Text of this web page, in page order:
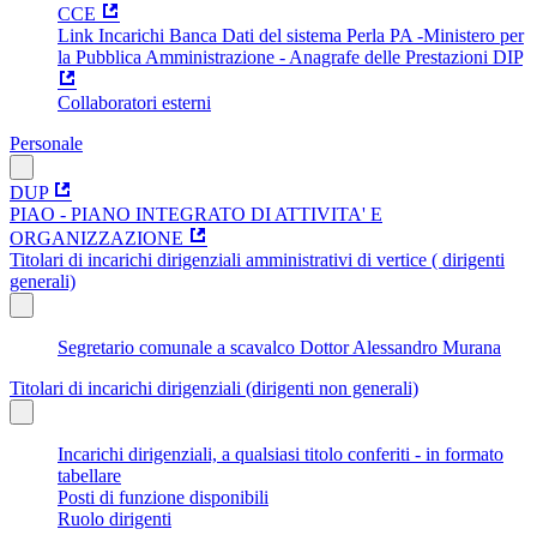
CCE
Link Incarichi Banca Dati del sistema Perla PA -Ministero per
la Pubblica Amministrazione - Anagrafe delle Prestazioni DIP
Collaboratori esterni
Personale
DUP
PIAO - PIANO INTEGRATO DI ATTIVITA' E
ORGANIZZAZIONE
Titolari di incarichi dirigenziali amministrativi di vertice ( dirigenti
generali)
Segretario comunale a scavalco Dottor Alessandro Murana
Titolari di incarichi dirigenziali (dirigenti non generali)
Incarichi dirigenziali, a qualsiasi titolo conferiti - in formato
tabellare
Posti di funzione disponibili
Ruolo dirigenti